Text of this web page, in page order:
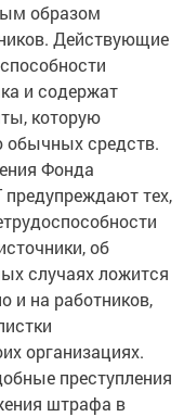
образом
Действующие
и содержат
которую
средств.
Фонда
тех,
об
случаях ложится
и на работников,
организациях.
преступления
штрафа в